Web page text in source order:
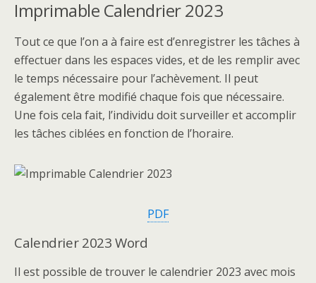
Imprimable Calendrier 2023
Tout ce que l’on a à faire est d’enregistrer les tâches à
effectuer dans les espaces vides, et de les remplir avec
le temps nécessaire pour l’achèvement. Il peut
également être modifié chaque fois que nécessaire.
Une fois cela fait, l’individu doit surveiller et accomplir
les tâches ciblées en fonction de l’horaire.
PDF
Calendrier 2023 Word
Il est possible de trouver le calendrier 2023 avec mois